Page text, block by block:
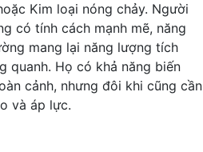
Kim loại nóng chảy. Người
có tính cách mạnh mẽ, năng
mang lại năng lượng tích
quanh. Họ có khả năng biến
cảnh, nhưng đôi khi cũng cần
và áp lực.